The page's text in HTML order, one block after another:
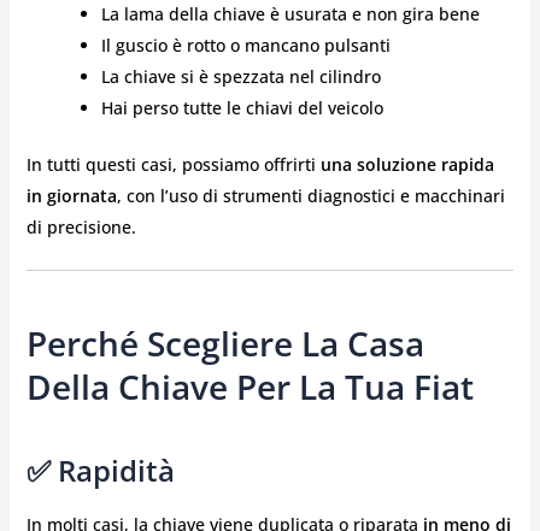
La lama della chiave è usurata e non gira bene
Il guscio è rotto o mancano pulsanti
La chiave si è spezzata nel cilindro
Hai perso tutte le chiavi del veicolo
In tutti questi casi, possiamo offrirti una soluzione rapida
in giornata, con l’uso di strumenti diagnostici e macchinari
di precisione.
Perché Scegliere La Casa
Della Chiave Per La Tua Fiat
✅ Rapidità
In molti casi, la chiave viene duplicata o riparata in meno di